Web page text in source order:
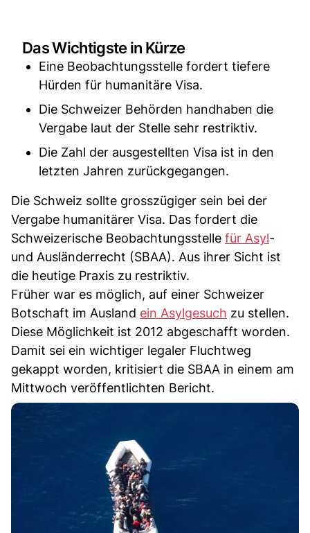
Das Wichtigste in Kürze
Eine Beobachtungsstelle fordert tiefere
Hürden für humanitäre Visa.
Die Schweizer Behörden handhaben die
Vergabe laut der Stelle sehr restriktiv.
Die Zahl der ausgestellten Visa ist in den
letzten Jahren zurückgegangen.
Die Schweiz sollte grosszügiger sein bei der
Vergabe humanitärer Visa. Das fordert die
Schweizerische Beobachtungsstelle für Asyl-
und Ausländerrecht (SBAA). Aus ihrer Sicht ist
die heutige Praxis zu restriktiv.
Früher war es möglich, auf einer Schweizer
Botschaft im Ausland ein Asylgesuch zu stellen.
Diese Möglichkeit ist 2012 abgeschafft worden.
Damit sei ein wichtiger legaler Fluchtweg
gekappt worden, kritisiert die SBAA in einem am
Mittwoch veröffentlichten Bericht.